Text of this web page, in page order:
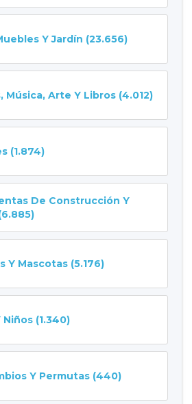
Y Jardín (23.656)
Música, Arte Y Libros (4.012)
(1.874)
De Construcción Y
Y Mascotas (5.176)
Niños (1.340)
Y Permutas (440)